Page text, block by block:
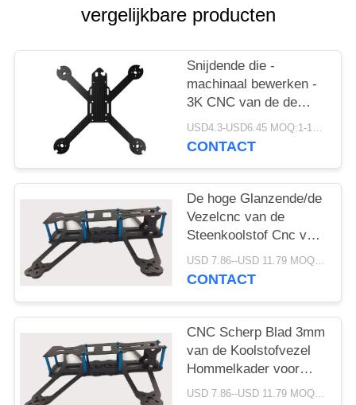
vergelijkbare producten
Snijdende die -
machinaal bewerken -
3K CNC van de de
Koolstofvezel van de
Keperstofsteen de
USD4.3-USD6.45 MOQ:1-10stuks
CONTACT
De hoge Glanzende/de
Vezelcnc van de
Steenkoolstof Cnc van
de de Dienstdouane
Scherpe Dienst voor
USD 7.86--USD 11.79 MOQ:1-10stuks
CONTACT
CNC Scherp Blad 3mm
van de Koolstofvezel
Hommelkader voor
Vlakslijpen
USD 7.86--USD 11.79 MOQ:1-10stuks